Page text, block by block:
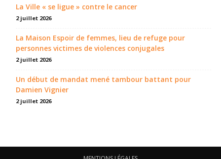
La Ville « se ligue » contre le cancer
2 juillet 2026
La Maison Espoir de femmes, lieu de refuge pour
personnes victimes de violences conjugales
2 juillet 2026
Un début de mandat mené tambour battant pour
Damien Vignier
2 juillet 2026